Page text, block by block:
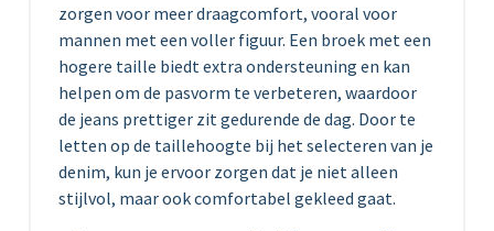
zorgen voor meer draagcomfort, vooral voor
mannen met een voller figuur. Een broek met een
hogere taille biedt extra ondersteuning en kan
helpen om de pasvorm te verbeteren, waardoor
de jeans prettiger zit gedurende de dag. Door te
letten op de taillehoogte bij het selecteren van je
denim, kun je ervoor zorgen dat je niet alleen
stijlvol, maar ook comfortabel gekleed gaat.